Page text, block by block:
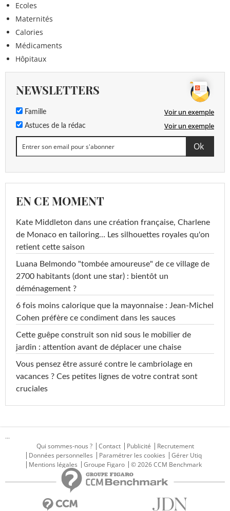
Ecoles
Maternités
Calories
Médicaments
Hôpitaux
NEWSLETTERS
Famille Voir un exemple
Astuces de la rédac Voir un exemple
EN CE MOMENT
Kate Middleton dans une création française, Charlene
de Monaco en tailoring… Les silhouettes royales qu'on
retient cette saison
Luana Belmondo "tombée amoureuse" de ce village de
2700 habitants (dont une star) : bientôt un
déménagement ?
6 fois moins calorique que la mayonnaise : Jean-Michel
Cohen préfère ce condiment dans les sauces
Cette guêpe construit son nid sous le mobilier de
jardin : attention avant de déplacer une chaise
Vous pensez être assuré contre le cambriolage en
vacances ? Ces petites lignes de votre contrat sont
cruciales
...
Qui sommes-nous ?
Contact Publicité
Recrutement
Données personnelles
Paramétrer les cookies
Gérer Utiq
Mentions légales
Groupe Figaro © 2026 CCM Benchmark